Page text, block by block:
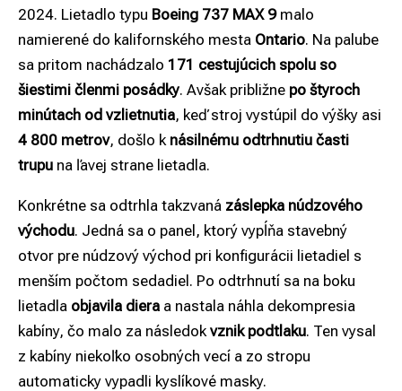
2024. Lietadlo typu Boeing 737 MAX 9malo
namierené do kalifornského mesta Ontario. Na palube
sa pritom nachádzalo 171 cestujúcich spolu so
šiestimi členmi posádky. Avšak približne po štyroch
minútach od vzlietnutia, keď stroj vystúpil do výšky asi
4 800 metrov, došlo k násilnému odtrhnutiu časti
trupu na ľavej strane lietadla.
Konkrétne sa odtrhla takzvaná záslepka núdzového
východu. Jedná sa o panel, ktorý vypĺňa stavebný
otvor pre núdzový východ pri konfigurácii lietadiel s
menším počtom sedadiel. Po odtrhnutí sa na boku
lietadla objavila diera a nastala náhla dekompresia
kabíny, čo malo za následokvznik podtlaku. Ten vysal
z kabíny niekoľko osobných vecí a zo stropu
automaticky vypadli kyslíkové masky.